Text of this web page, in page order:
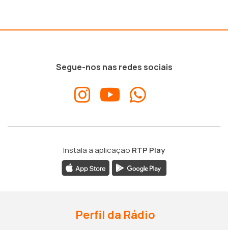
Segue-nos nas redes sociais
Instala a aplicação RTP Play
Perfil da Rádio